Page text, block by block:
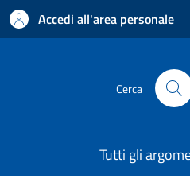
Accedi all'area personale
Cerca
Tutti gli